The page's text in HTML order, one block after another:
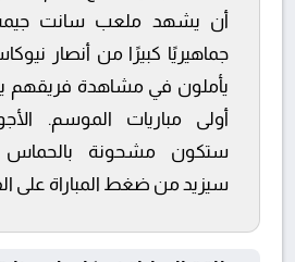
أن يشهد ملعب سانت
جماهيريًا كبيرًا من أنصار
يأملون في مشاهدة فريقهم
أولى مباريات الموسم.
ستكون مشحونة بالحماس
سيزيد من ضغط المباراة على